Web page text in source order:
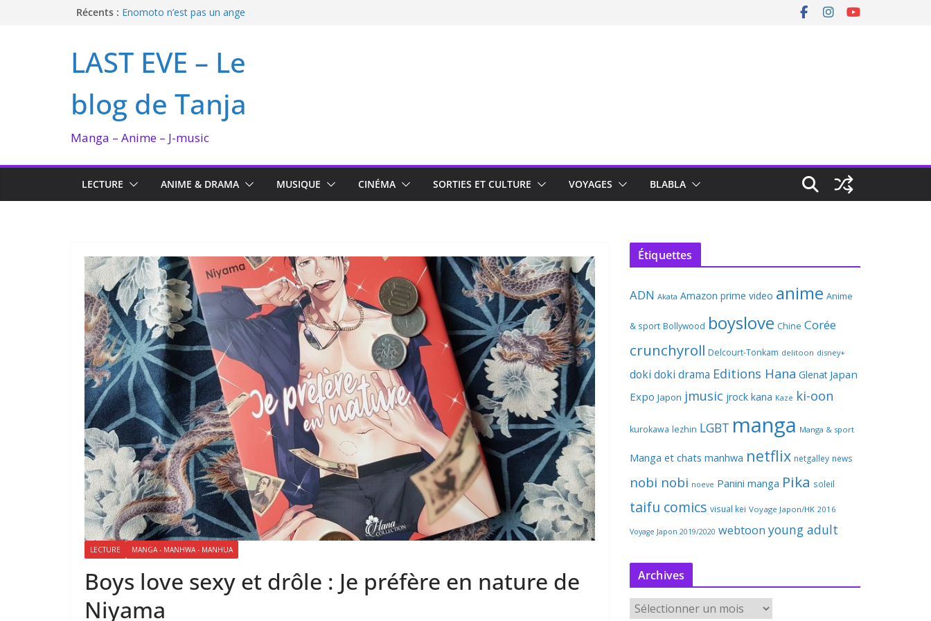
Récents : Enomoto n’est pas un ange
Ma collection BANANA FISH
I’m not in love de Zeniko Sumiya
LAST EVE – Le
blog de Tanja
Manga – Anime – J-music
LECTURE ANIME & DRAMA MUSIQUE CINÉMA SORTIES ET CULTURE VOYAGES BLABLA
LECTURE MANGA - MANHWA - MANHUA
Boys love sexy et drôle : Je préfère en nature de
Niyama
Étiquettes
ADN Akata Amazon prime video anime Anime
& sport Bollywood boyslove Chine Corée
crunchyroll Delcourt-Tonkam delitoon disney+
doki doki drama Editions Hana Glenat Japan
Expo Japon jmusic jrock kana Kaze ki-oon
kurokawa lezhin LGBT manga Manga & sport
Manga et chats manhwa netflix netgalley news
nobi nobi noeve Panini manga Pika soleil
taifu comics visual kei Voyage Japon/HK 2016
Voyage Japon 2019/2020 webtoon young adult
Archives